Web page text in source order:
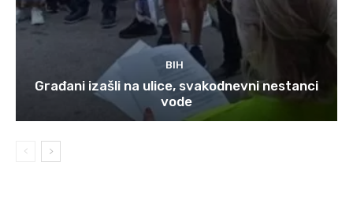
BIH
Građani izašli na ulice, svakodnevni nestanci
vode